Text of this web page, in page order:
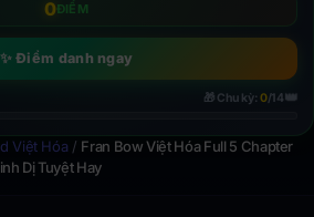
0ĐIỂM
✨ Điểm danh ngay
🎁 Chu kỳ:0/14👑
Việt Hóa / Fran Bow Việt Hóa Full 5 Chapter
Dị Tuyệt Hay